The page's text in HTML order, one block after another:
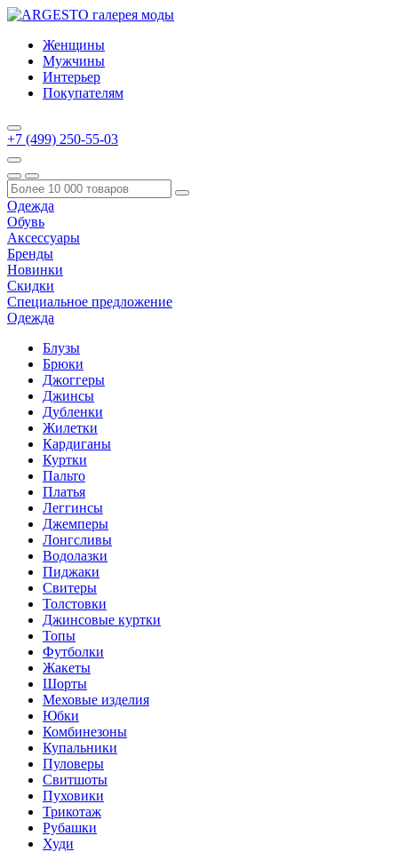
Женщины
Мужчины
Интерьер
Покупателям
+7 (499) 250-55-03
Одежда
Обувь
Аксессуары
Бренды
Новинки
Скидки
Специальное предложение
Одежда
Блузы
Брюки
Джоггеры
Джинсы
Дубленки
Жилетки
Кардиганы
Куртки
Пальто
Платья
Леггинсы
Джемперы
Лонгсливы
Водолазки
Пиджаки
Свитеры
Толстовки
Джинсовые куртки
Топы
Футболки
Жакеты
Шорты
Меховые изделия
Юбки
Комбинезоны
Купальники
Пуловеры
Свитшоты
Пуховики
Трикотаж
Рубашки
Худи